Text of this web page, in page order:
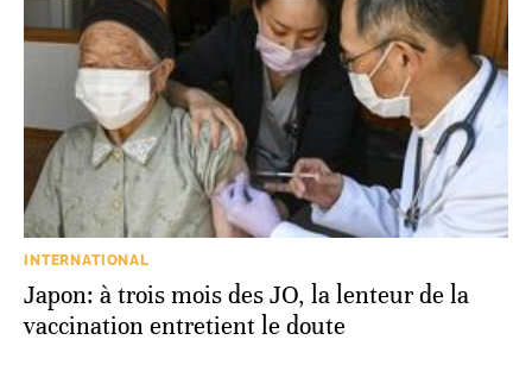
INTERNATIONAL
Japon: à trois mois des JO, la lenteur de la
vaccination entretient le doute